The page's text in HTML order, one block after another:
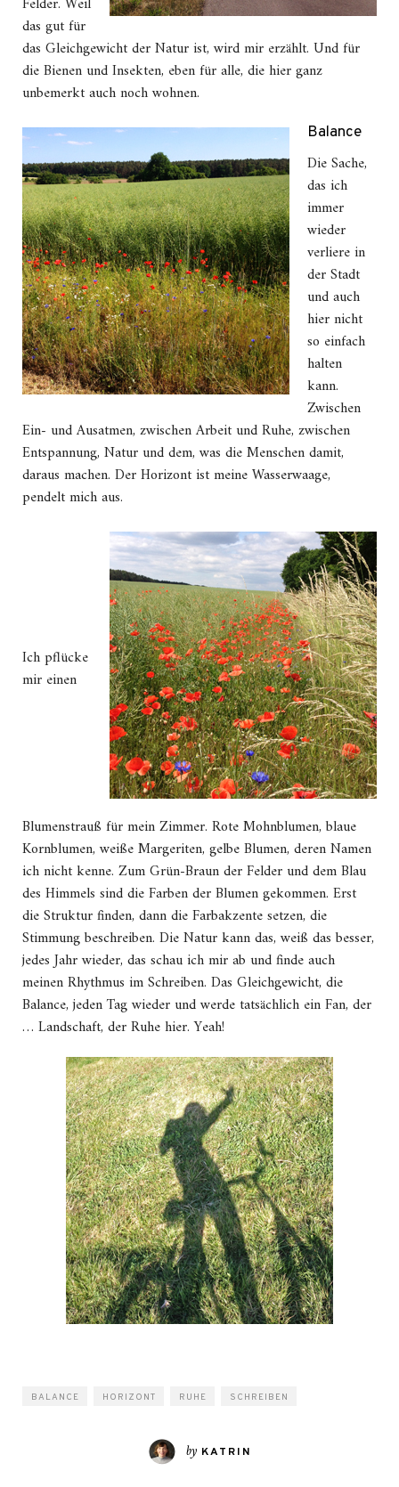
das gut für
das Gleichgewicht der Natur ist, wird mir erzählt. Und für
die Bienen und Insekten, eben für alle, die hier ganz
unbemerkt auch noch wohnen.
Balance
Die Sache,
das ich
immer
wieder
verliere in
der Stadt
und auch
hier nicht
so einfach
halten
kann.
Zwischen
Ein- und Ausatmen, zwischen Arbeit und Ruhe, zwischen
Entspannung, Natur und dem, was die Menschen damit,
daraus machen. Der Horizont ist meine Wasserwaage,
pendelt mich aus.
Ich pflücke
mir einen
Blumenstrauß für mein Zimmer. Rote Mohnblumen, blaue
Kornblumen, weiße Margeriten, gelbe Blumen, deren Namen
ich nicht kenne. Zum Grün-Braun der Felder und dem Blau
des Himmels sind die Farben der Blumen gekommen. Erst
die Struktur finden, dann die Farbakzente setzen, die
Stimmung beschreiben. Die Natur kann das, weiß das besser,
jedes Jahr wieder, das schau ich mir ab und finde auch
meinen Rhythmus im Schreiben. Das Gleichgewicht, die
Balance, jeden Tag wieder und werde tatsächlich ein Fan, der
… Landschaft, der Ruhe hier. Yeah!
BALANCE HORIZONT RUHE SCHREIBEN
by KATRIN